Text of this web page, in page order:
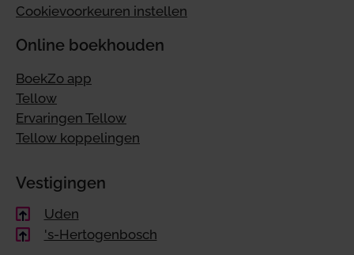
Cookievoorkeuren instellen
Online boekhouden
BoekZo app
Tellow
Ervaringen Tellow
Tellow koppelingen
Vestigingen
Uden
's-Hertogenbosch